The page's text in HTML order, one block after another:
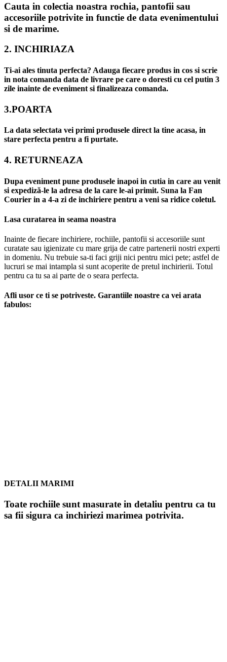
Cauta in colectia noastra rochia, pantofii sau
accesoriile potrivite in functie de data evenimentului
si de marime.
2. INCHIRIAZA
Ti-ai ales tinuta perfecta? Adauga fiecare produs in cos si scrie
in nota comanda data de livrare pe care o doresti cu cel putin 3
zile inainte de eveniment si finalizeaza comanda.
3.POARTA
La data selectata vei primi produsele direct la tine acasa, in
stare perfecta pentru a fi purtate.
4. RETURNEAZA
Dupa eveniment pune produsele inapoi in cutia in care au venit
si expediză-le la adresa de la care le-ai primit. Suna la Fan
Courier in a 4-a zi de inchiriere pentru a veni sa ridice coletul.
Lasa curatarea in seama noastra
Inainte de fiecare inchiriere, rochiile, pantofii si accesoriile sunt
curatate sau igienizate cu mare grija de catre partenerii nostri experti
in domeniu. Nu trebuie sa-ti faci griji nici pentru mici pete; astfel de
lucruri se mai intampla si sunt acoperite de pretul inchirierii. Totul
pentru ca tu sa ai parte de o seara perfecta.
Afli usor ce ti se potriveste. Garantiile noastre ca vei arata
fabulos:
DETALII MARIMI
Toate rochiile sunt masurate in detaliu pentru ca tu
sa fii sigura ca inchiriezi marimea potrivita.